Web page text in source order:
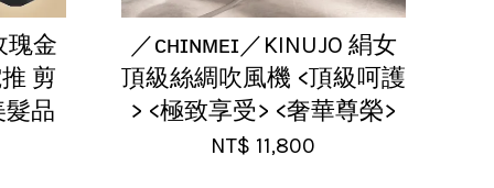
瑰金
剪
髮品
／ᴄʜɪɴᴍᴇɪ／KINUJO 絹女
頂級絲綢吹風機 <頂級呵護
> <極致享受> <奢華尊榮>
NT$ 11,800